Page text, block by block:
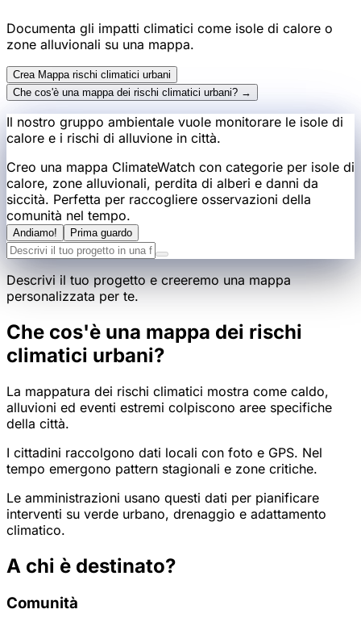
Documenta gli impatti climatici come isole di calore o
zone alluvionali su una mappa.
Crea Mappa rischi climatici urbani
Che cos'è una mappa dei rischi climatici urbani? →
Il nostro gruppo ambientale vuole monitorare le isole di
calore e i rischi di alluvione in città.
Creo una mappa ClimateWatch con categorie per isole di
calore, zone alluvionali, perdita di alberi e danni da
siccità. Perfetta per raccogliere osservazioni della
comunità nel tempo.
Andiamo! Prima guardo
Descrivi il tuo progetto e creeremo una mappa
personalizzata per te.
Che cos'è una mappa dei rischi
climatici urbani?
La mappatura dei rischi climatici mostra come caldo,
alluvioni ed eventi estremi colpiscono aree specifiche
della città.
I cittadini raccolgono dati locali con foto e GPS. Nel
tempo emergono pattern stagionali e zone critiche.
Le amministrazioni usano questi dati per pianificare
interventi su verde urbano, drenaggio e adattamento
climatico.
A chi è destinato?
Comunità